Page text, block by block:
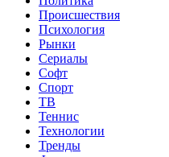
Происшествия
Психология
Рынки
Сериалы
Софт
Спорт
ТВ
Теннис
Технологии
Тренды